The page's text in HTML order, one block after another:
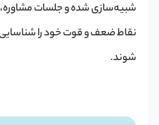
شبیه‌سازی شده و جلسات
نقاط ضعف و قوت خود را شناسایی
شوند.